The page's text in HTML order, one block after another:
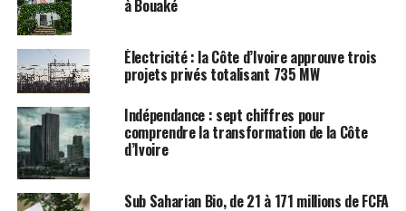
à Bouaké
Électricité : la Côte d’Ivoire approuve trois
projets privés totalisant 735 MW
Indépendance : sept chiffres pour
comprendre la transformation de la Côte
d’Ivoire
Sub Saharian Bio, de 21 à 171 millions de FCFA